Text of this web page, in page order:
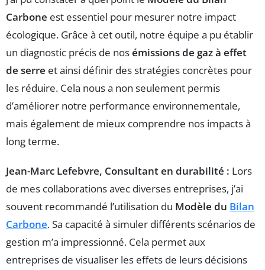
Carbone est essentiel pour mesurer notre impact
écologique. Grâce à cet outil, notre équipe a pu établir
un diagnostic précis de nosémissions de gaz à effet
de serre et ainsi définir des stratégies concrètes pour
les réduire. Cela nous a non seulement permis
d’améliorer notre performance environnementale,
mais également de mieux comprendre nos impacts à
long terme.
Jean-Marc Lefebvre, Consultant en durabilité : Lors
de mes collaborations avec diverses entreprises, j’ai
souvent recommandé l’utilisation du Modèle du Bilan
Carbone. Sa capacité à simuler différents scénarios de
gestion m’a impressionné. Cela permet aux
entreprises de visualiser les effets de leurs décisions